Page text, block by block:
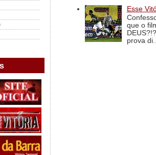
Esse
que o
prova